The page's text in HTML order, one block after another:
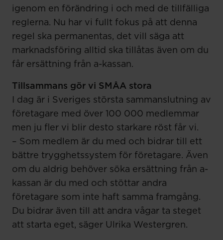
igenom en förändring i och med de tillfälliga
reglerna. Nu har vi fullt fokus på att denna
regel ska permanentas, det vill säga att
marknadsföring alltid ska tillåtas även om du
får ersättning från a-kassan.
Tillsammans gör vi SMÅA stora
I dag är i Sveriges största sammanslutning av
företagare med över 100 000 medlemmar
men ju fler vi blir desto starkare röst får vi.
– Som medlem är du med och bidrar till ett
bättre trygghetssystem för företagare. Även
om du aldrig behöver söka ersättning från a-
kassan är du med och stöttar andra
företagare som inte haft samma framgång.
Du bidrar även till att andra vågar ta steget
att starta eget, säger Ulrika Westergren.